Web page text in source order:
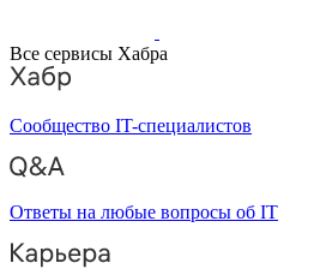
Все сервисы Хабра
Сообщество IT-специалистов
Ответы на любые вопросы об IT